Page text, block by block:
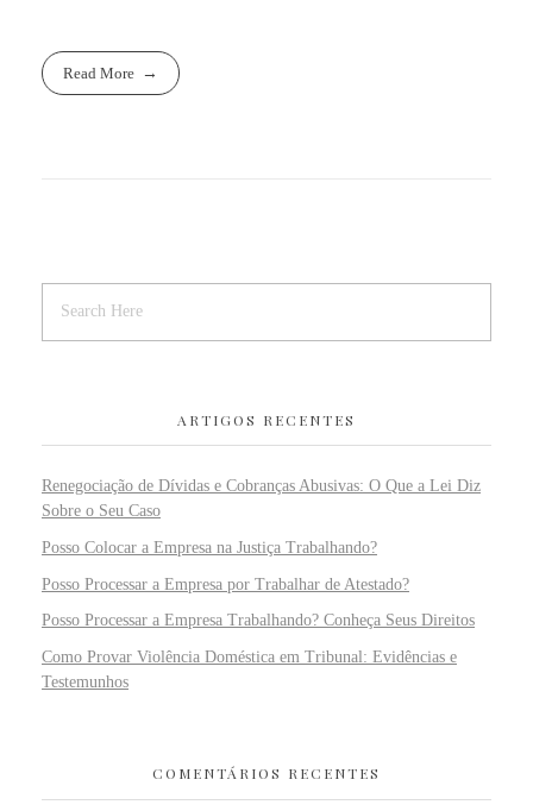
Read More
ARTIGOS RECENTES
Renegociação de Dívidas e Cobranças Abusivas: O Que a Lei Diz
Sobre o Seu Caso
Posso Colocar a Empresa na Justiça Trabalhando?
Posso Processar a Empresa por Trabalhar de Atestado?
Posso Processar a Empresa Trabalhando? Conheça Seus Direitos
Como Provar Violência Doméstica em Tribunal: Evidências e
Testemunhos
COMENTÁRIOS RECENTES